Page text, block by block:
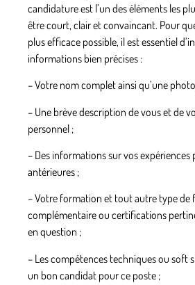
candidature est l’un des éléments les
être court, clair et convaincant. Pour
plus efficace possible, il est essentiel
informations bien précises :
– Votre nom complet ainsi qu’une
– Une brève description de vous et de
personnel ;
– Des informations sur vos expériences
antérieures ;
– Votre formation et tout autre type de
complémentaire ou certifications
en question ;
– Les compétences techniques ou soft
un bon candidat pour ce poste ;